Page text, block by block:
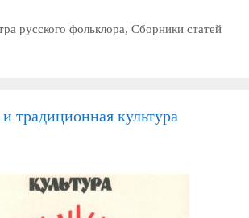
русского фольклора, Сборники статей
традиционная культура